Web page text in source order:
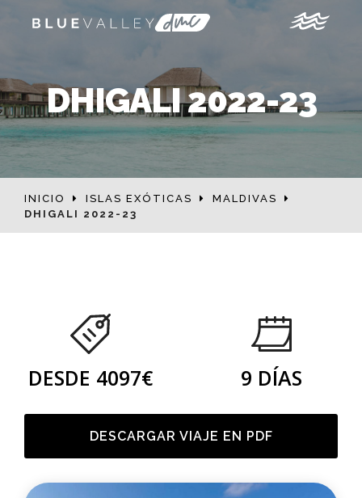
DHIGALI 2022-23
INICIO ISLAS EXÓTICAS
MALDIVAS
DHIGALI 2022-23
DESDE 4097€ 9 DÍAS
DESCARGAR VIAJE EN PDF